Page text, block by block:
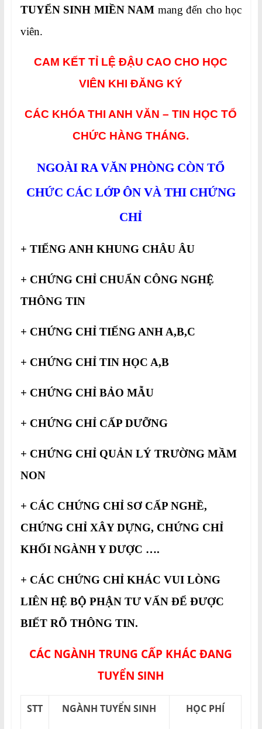
TUYỂN SINH MIỀN NAM mang đến cho học
viên.
CAM KẾT TỈ LỆ ĐẬU CAO CHO HỌC
VIÊN KHI ĐĂNG KÝ
CÁC KHÓA THI ANH VĂN – TIN HỌC TỔ
CHỨC HÀNG THÁNG.
NGOÀI RA VĂN PHÒNG CÒN TỔ
CHỨC CÁC LỚP ÔN VÀ THI CHỨNG
CHỈ
+ TIẾNG ANH KHUNG CHÂU ÂU
+ CHỨNG CHỈ CHUẨN CÔNG NGHỆ
THÔNG TIN
+ CHỨNG CHỈ TIẾNG ANH A,B,C
+ CHỨNG CHỈ TIN HỌC A,B
+ CHỨNG CHỈ BẢO MẪU
+ CHỨNG CHỈ CẤP DƯỠNG
+ CHỨNG CHỈ QUẢN LÝ TRƯỜNG MẦM
NON
+ CÁC CHỨNG CHỈ SƠ CẤP NGHỀ,
CHỨNG CHỈ XÂY DỰNG, CHỨNG CHỈ
KHỐI NGÀNH Y DƯỢC ….
+ CÁC CHỨNG CHỈ KHÁC VUI LÒNG
LIÊN HỆ BỘ PHẬN TƯ VẤN ĐỂ ĐƯỢC
BIẾT RÕ THÔNG TIN.
CÁC NGÀNH TRUNG CẤP KHÁC ĐANG
TUYỂN SINH
STT NGÀNH TUYỂN SINH HỌC PHÍ